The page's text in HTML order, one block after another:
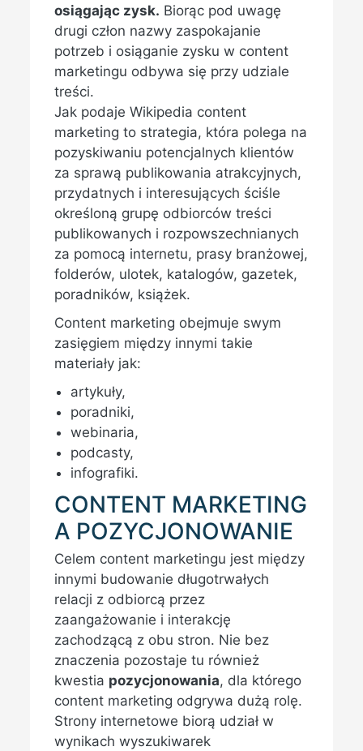
osiągając zysk. Biorąc pod uwagę
drugi człon nazwy zaspokajanie
potrzeb i osiąganie zysku w content
marketingu odbywa się przy udziale
treści.
Jak podaje Wikipedia content
marketing to strategia, która polega na
pozyskiwaniu potencjalnych klientów
za sprawą publikowania atrakcyjnych,
przydatnych i interesujących ściśle
określoną grupę odbiorców treści
publikowanych i rozpowszechnianych
za pomocą internetu, prasy branżowej,
folderów, ulotek, katalogów, gazetek,
poradników, książek.
Content marketing obejmuje swym
zasięgiem między innymi takie
materiały jak:
artykuły,
poradniki,
webinaria,
podcasty,
infografiki.
CONTENT MARKETING
A POZYCJONOWANIE
Celem content marketingu jest między
innymi budowanie długotrwałych
relacji z odbiorcą przez
zaangażowanie i interakcję
zachodzącą z obu stron. Nie bez
znaczenia pozostaje tu również
kwestia pozycjonowania, dla którego
content marketing odgrywa dużą rolę.
Strony internetowe biorą udział w
wynikach wyszukiwarek